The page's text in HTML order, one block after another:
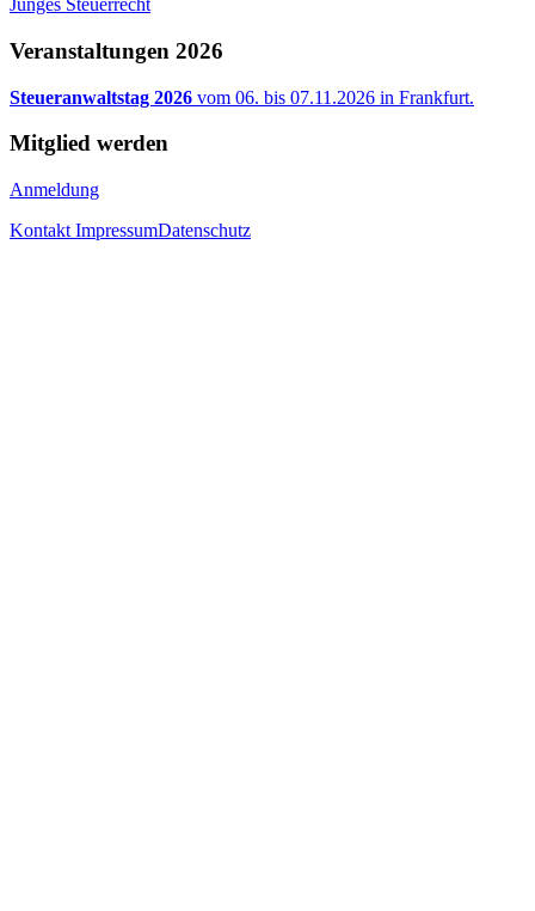
Junges Steuerrecht
Veranstaltungen 2026
Steueranwaltstag 2026 vom 06. bis 07.11.2026 in Frankfurt.
Mitglied werden
Anmeldung
Kontakt ImpressumDatenschutz